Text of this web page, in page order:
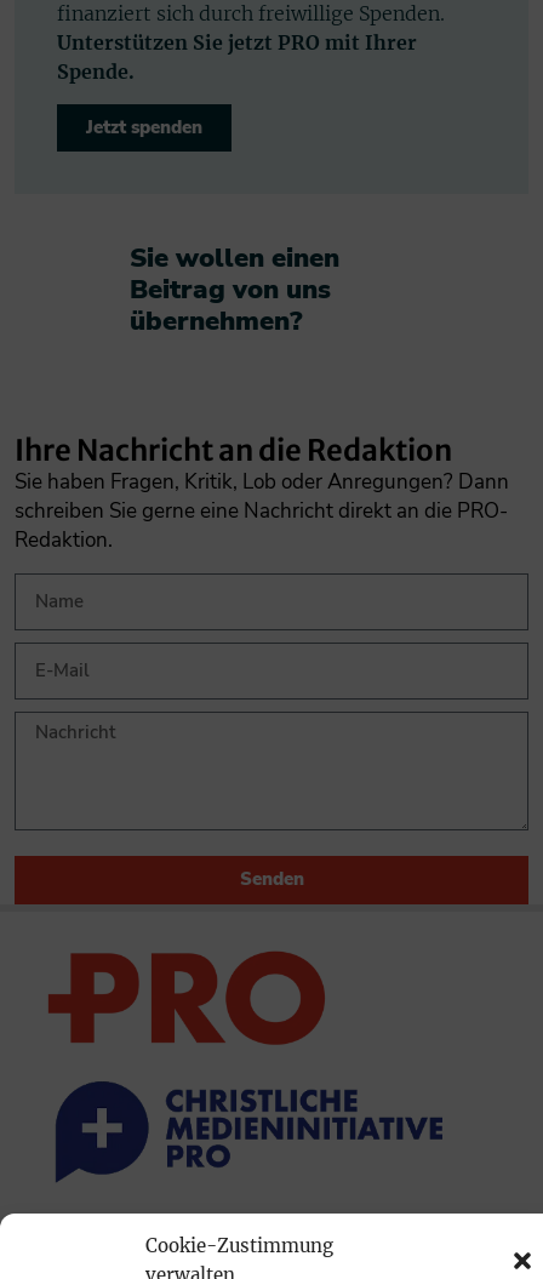
Cookie-Zustimmung
finanziert sich durch freiwillige Spenden.
Unterstützen Sie jetzt PRO mit Ihrer
Spende.
Jetzt spenden
Sie wollen einen
Beitrag von uns
übernehmen?​
Ihre Nachricht an die Redaktion
Sie haben Fragen, Kritik, Lob oder Anregungen? Dann
schreiben Sie gerne eine Nachricht direkt an die PRO-
Redaktion.
Senden
PRINTAUSGABE